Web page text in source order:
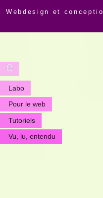
Webdesign et
Labo
Pour le web
Tutoriels
Vu, lu, entendu